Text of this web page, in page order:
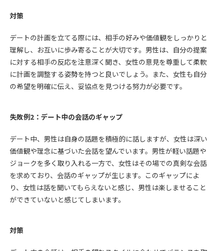
対策
デートの計画を立てる際には、相手の好みや価値観をしっかりと
理解し、お互いに歩み寄ることが大切です。男性は、自分の提案
に対する相手の反応を注意深く聞き、女性の意見を尊重して柔軟
に計画を調整する姿勢を持つと良いでしょう。また、女性も自分
の希望を明確に伝え、妥協点を見つける努力が必要です。
失敗例2：デート中の会話のギャップ
デート中、男性は自身の話題を積極的に話しますが、女性は深い
価値観や理念に基づいた会話を望んでいます。男性が軽い話題や
ジョークを多く取り入れる一方で、女性はその場での真剣な会話
を求めており、会話のギャップが生じます。このギャップによ
り、女性は話を聞いてもらえないと感じ、男性は楽しませること
ができていないと感じてしまいます。
対策